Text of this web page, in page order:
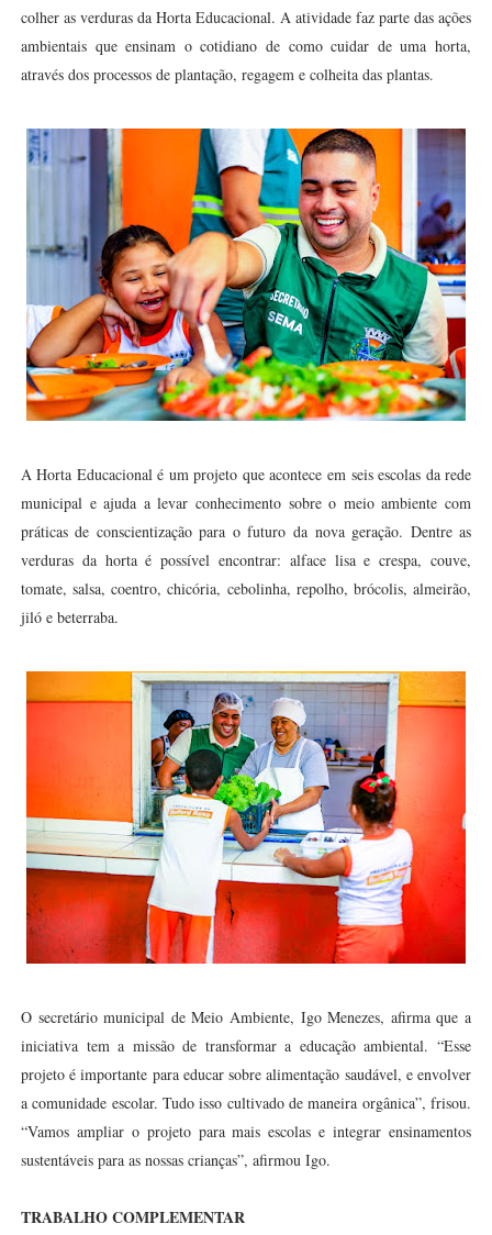
colher as verduras da Horta Educacional. A atividade faz parte das ações
ambientais que ensinam o cotidiano de como cuidar de uma horta,
através dos processos de plantação, regagem e colheita das plantas.
A Horta Educacional é um projeto que acontece em seis escolas da rede
municipal e ajuda a levar conhecimento sobre o meio ambiente com
práticas de conscientização para o futuro da nova geração. Dentre as
verduras da horta é possível encontrar: alface lisa e crespa, couve,
tomate, salsa, coentro, chicória, cebolinha, repolho, brócolis, almeirão,
jiló e beterraba.
O secretário municipal de Meio Ambiente, Igo Menezes, afirma que a
iniciativa tem a missão de transformar a educação ambiental. “Esse
projeto é importante para educar sobre alimentação saudável, e envolver
a comunidade escolar. Tudo isso cultivado de maneira orgânica”, frisou.
“Vamos ampliar o projeto para mais escolas e integrar ensinamentos
sustentáveis para as nossas crianças”, afirmou Igo.
TRABALHO COMPLEMENTAR